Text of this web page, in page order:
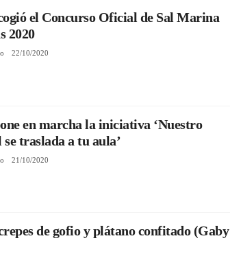
el Concurso Oficial de Sal Marina
2020
22/10/2020
en marcha la iniciativa ‘Nuestro
traslada a tu aula’
21/10/2020
de gofio y plátano confitado (Gaby